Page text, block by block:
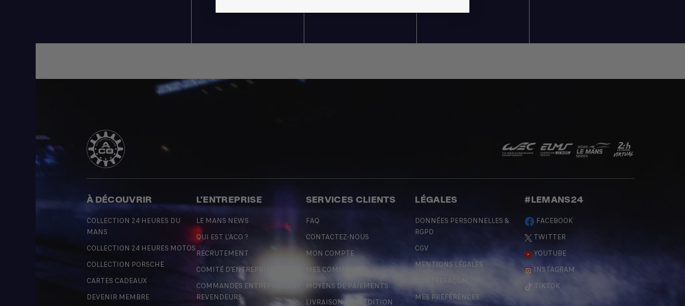
À DÉCOUVRIR
COLLECTION 24 HEURES DU
MANS
COLLECTION 24 HEURES MOTOS
COLLECTION PORSCHE
CARTES CADEAUX
DEVENIR MEMBRE
L'ENTREPRISE
LE MANS NEWS
QUI EST L'ACO ?
RECRUTEMENT
COMITÉ D'ENTREPRISE
COMMANDES ENTREPRISES ET
REVENDEURS
SERVICES CLIENTS
FAQ
CONTACTEZ-NOUS
MON COMPTE
MES COMMANDES
MOYENS DE PAIEMENTS
LIVRAISON & EXPÉDITION
LÉGALES
DONNÉES PERSONNELLES &
RGPD
CGV
MENTIONS LÉGALES
CONTREFAÇON
MES PRÉFÉRENCES
#LEMANS24
FACEBOOK
TWITTER
YOUTUBE
INSTAGRAM
TIKTOK